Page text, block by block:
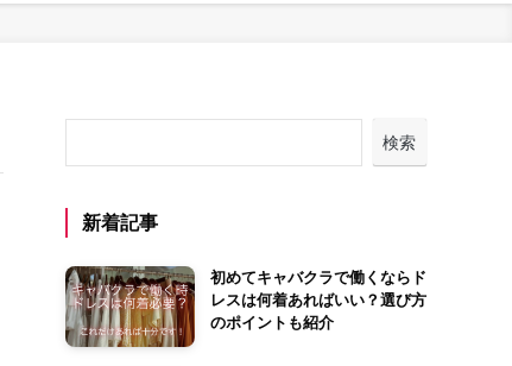
検索
新着記事
初めてキャバクラで働くならド
レスは何着あればいい？選び方
のポイントも紹介